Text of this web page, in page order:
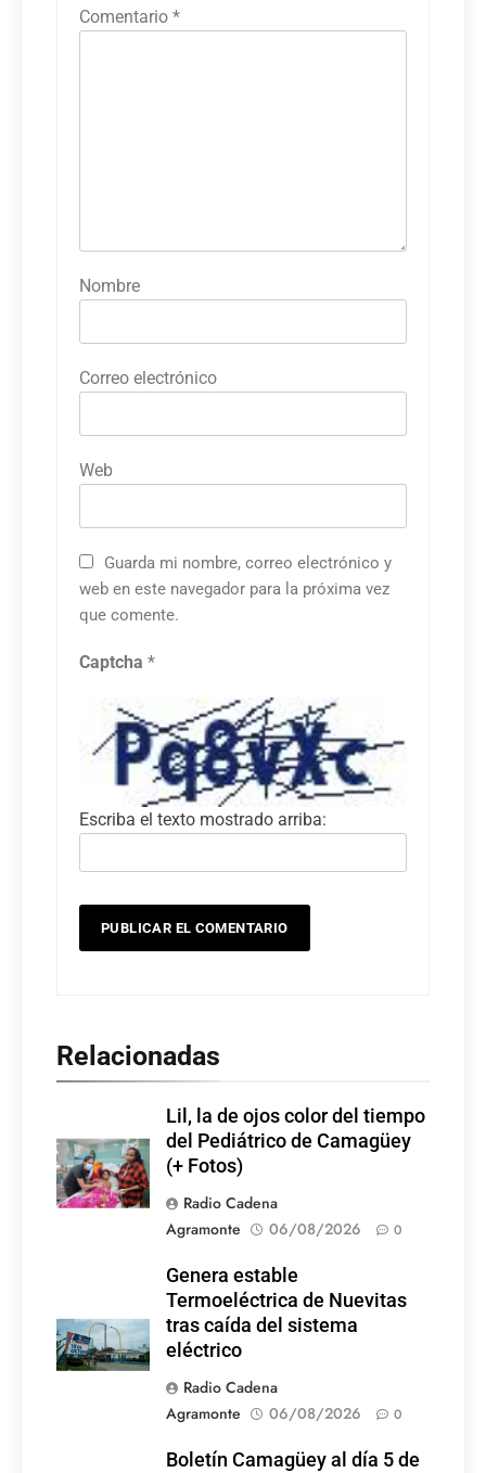
Comentario *
Nombre
Correo electrónico
Web
Guarda mi nombre, correo electrónico y
web en este navegador para la próxima vez
que comente.
Captcha *
Escriba el texto mostrado arriba:
Relacionadas
Lil, la de ojos color del tiempo
del Pediátrico de Camagüey
(+ Fotos)
Radio Cadena
Agramonte
06/08/2026 0
Genera estable
Termoeléctrica de Nuevitas
tras caída del sistema
eléctrico
Radio Cadena
Agramonte
06/08/2026 0
Boletín Camagüey al día 5 de